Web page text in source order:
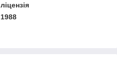
ліцензія
1988